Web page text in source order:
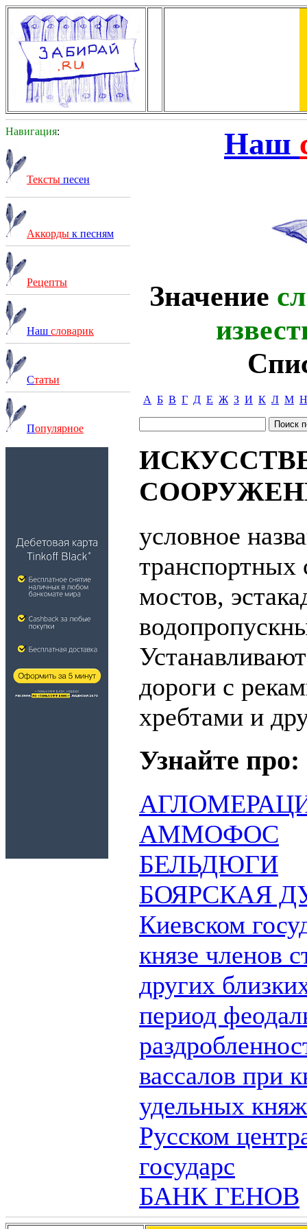
Навигация:
Тексты песен
Аккорды к песням
Рецепты
Наш словарик
Статьи
Популярное
Наш
Значение
А Б В Г Д Е Ж З И К Л М Н
условное
транспортных
мостов,
дороги с
хребтами и
Узнайте про:
АММОФОС
БЕЛЬДЮГИ
БОЯРСКАЯ
Киевском
князе членов
других
период
вассалов при
удельных
Русском
государс
БАНК ГЕНОВ